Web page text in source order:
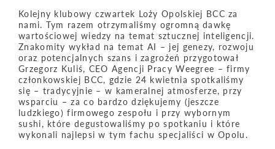
Kolejny klubowy czwartek Loży Opolskiej BCC za
nami. Tym razem otrzymaliśmy ogromną dawkę
wartościowej wiedzy na temat sztucznej inteligencji.
Znakomity wykład na temat AI – jej genezy, rozwoju
oraz potencjalnych szans i zagrożeń przygotował
Grzegorz Kuliś, CEO Agencji Pracy Weegree – firmy
członkowskiej BCC, gdzie 24 kwietnia spotkaliśmy
się – tradycyjnie – w kameralnej atmosferze, przy
wsparciu – za co bardzo dziękujemy (jeszcze
ludzkiego) firmowego zespołu i przy wybornym
sushi, które degustowaliśmy po spotkaniu i które
wykonali najlepsi w tym fachu specjaliści w Opolu.